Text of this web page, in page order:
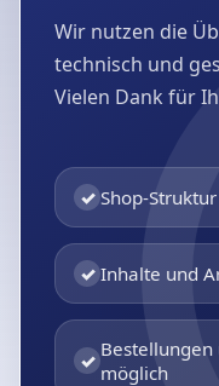
Wir nutzen die
technisch und
Vielen Dank für
✓ Shop-
✓ Inhalte und
✓ Bestellungen
möglich